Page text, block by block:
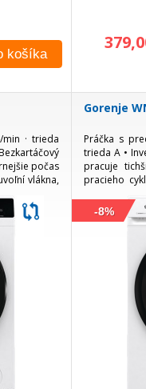
košíka
· trieda
počas
vlákna,
Gorenje
Práčka s
trieda A •
pracuje
pracieho
-8%